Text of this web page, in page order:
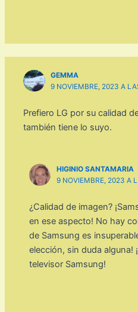
GEMMA
9 NOVIEMBRE, 2023 A
Prefiero LG por su calidad
también tiene lo suyo.
HIGINIO SANTAMARIA
9 NOVIEMBRE, 2023 A
¿Calidad de imagen?
en ese aspecto! No hay
de Samsung es
elección, sin duda alguna!
televisor Samsung!